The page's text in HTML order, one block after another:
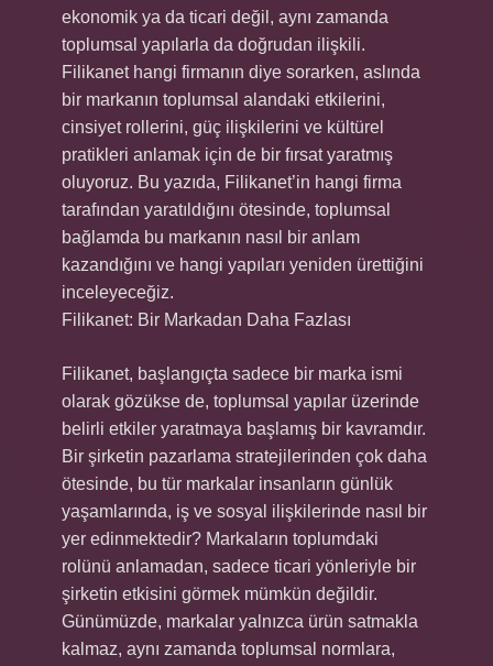
ekonomik ya da ticari değil, aynı zamanda
toplumsal yapılarla da doğrudan ilişkili.
Filikanet hangi firmanın diye sorarken, aslında
bir markanın toplumsal alandaki etkilerini,
cinsiyet rollerini, güç ilişkilerini ve kültürel
pratikleri anlamak için de bir fırsat yaratmış
oluyoruz. Bu yazıda, Filikanet’in hangi firma
tarafından yaratıldığını ötesinde, toplumsal
bağlamda bu markanın nasıl bir anlam
kazandığını ve hangi yapıları yeniden ürettiğini
inceleyeceğiz.
Filikanet: Bir Markadan Daha Fazlası
Filikanet, başlangıçta sadece bir marka ismi
olarak gözükse de, toplumsal yapılar üzerinde
belirli etkiler yaratmaya başlamış bir kavramdır.
Bir şirketin pazarlama stratejilerinden çok daha
ötesinde, bu tür markalar insanların günlük
yaşamlarında, iş ve sosyal ilişkilerinde nasıl bir
yer edinmektedir? Markaların toplumdaki
rolünü anlamadan, sadece ticari yönleriyle bir
şirketin etkisini görmek mümkün değildir.
Günümüzde, markalar yalnızca ürün satmakla
kalmaz, aynı zamanda toplumsal normlara,